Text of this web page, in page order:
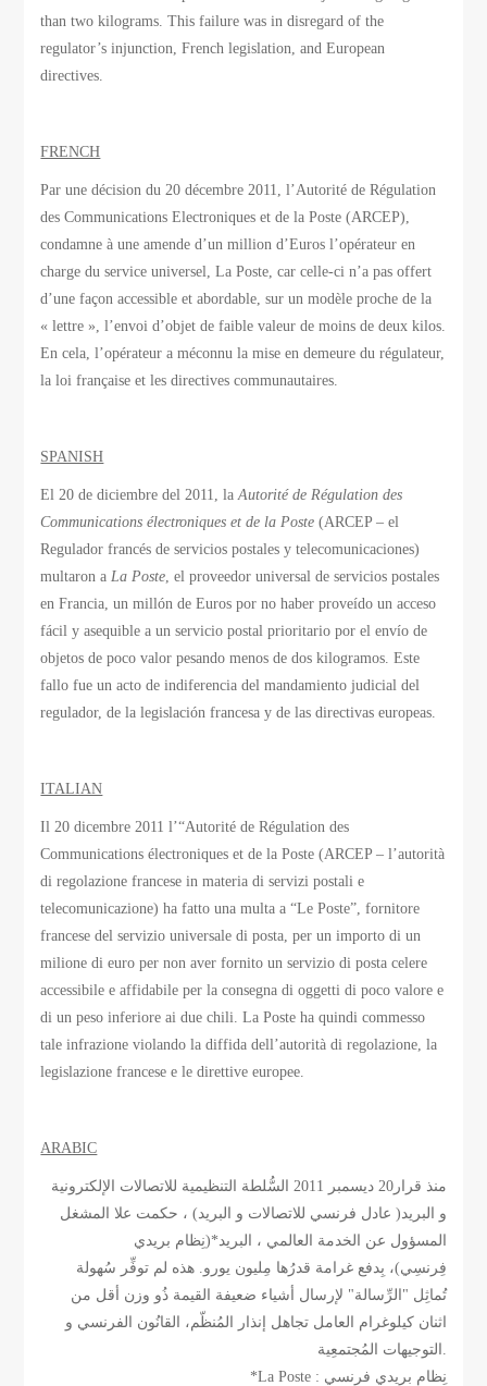
than two kilograms. This failure was in disregard of the
regulator’s injunction, French legislation, and European
directives.
FRENCH
Par une décision du 20 décembre 2011, l’Autorité de Régulation
des Communications Electroniques et de la Poste (ARCEP),
condamne à une amende d’un million d’Euros l’opérateur en
charge du service universel, La Poste, car celle-ci n’a pas offert
d’une façon accessible et abordable, sur un modèle proche de la
« lettre », l’envoi d’objet de faible valeur de moins de deux kilos.
En cela, l’opérateur a méconnu la mise en demeure du régulateur,
la loi française et les directives communautaires.
SPANISH
El 20 de diciembre del 2011, laAutorité de Régulation des
Communications électroniques et de la Poste (ARCEP – el
Regulador francés de servicios postales y telecomunicaciones)
multaron aLa Poste, el proveedor universal de servicios postales
en Francia, un millón de Euros por no haber proveído un acceso
fácil y asequible a un servicio postal prioritario por el envío de
objetos de poco valor pesando menos de dos kilogramos. Este
fallo fue un acto de indiferencia del mandamiento judicial del
regulador, de la legislación francesa y de las directivas europeas.
ITALIAN
Il 20 dicembre 2011 l’“Autorité de Régulation des
Communications électroniques et de la Poste (ARCEP – l’autorità
di regolazione francese in materia di servizi postali e
telecomunicazione) ha fatto una multa a “Le Poste”, fornitore
francese del servizio universale di posta, per un importo di un
milione di euro per non aver fornito un servizio di posta celere
accessibile e affidabile per la consegna di oggetti di poco valore e
di un peso inferiore ai due chili. La Poste ha quindi commesso
tale infrazione violando la diffida dell’autorità di regolazione, la
legislazione francese e le direttive europee.
ARABIC
منذ قرار20 ديسمبر 2011 السُّلطة التنظيمية للاتصالات الإلكترونية
و البريد( عادل فرنسي للاتصالات و البريد) ، حكمت علا المشغل
المسؤول عن الخدمة العالمي ، البريد*(نِظام بريدي
فِرنسِي)، بِدفع غرامة قدرُها مِليون يورو. هذه لم توفِّر سُهولة
تُماثِل "الرِّسالة" لإرسال أشياء ضعيفة القيمة ذُو وزن أقل من
اثنان كيلوغرام العامل تجاهل إنذار المُنظّم، القانُون الفرنسي و
التوجيهات المُجتمعِية.
*La Poste : نِظام بريدي فرنسي